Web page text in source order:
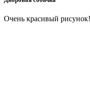
Очень красивый рисунок!